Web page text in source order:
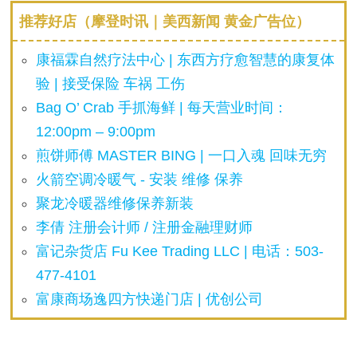
推荐好店（摩登时讯｜美西新闻 黄金广告位）
康福霖自然疗法中心 | 东西方疗愈智慧的康复体
验 | 接受保险 车祸 工伤
Bag O’ Crab 手抓海鲜 | 每天营业时间：
12:00pm – 9:00pm
煎饼师傅 MASTER BING | 一口入魂 回味无穷
火箭空调冷暖气 - 安装 维修 保养
聚龙冷暖器维修保养新装
李倩 注册会计师 / 注册金融理财师
富记杂货店 Fu Kee Trading LLC | 电话：503-
477-4101
富康商场逸四方快递门店 | 优创公司